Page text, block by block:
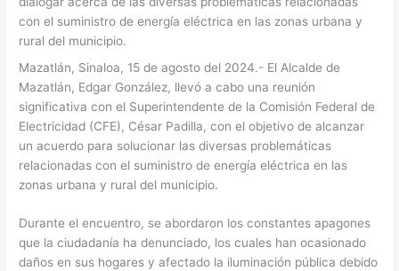
con el suministro de energía eléctrica en las zonas urbana y
rural del municipio.
Mazatlán, Sinaloa, 15 de agosto del 2024.- El Alcalde de
Mazatlán, Edgar González, llevó a cabo una reunión
significativa con el Superintendente de la Comisión Federal de
Electricidad (CFE), César Padilla, con el objetivo de alcanzar
un acuerdo para solucionar las diversas problemáticas
relacionadas con el suministro de energía eléctrica en las
zonas urbana y rural del municipio.
Durante el encuentro, se abordaron los constantes apagones
que la ciudadanía ha denunciado, los cuales han ocasionado
daños en sus hogares y afectado la iluminación pública debido